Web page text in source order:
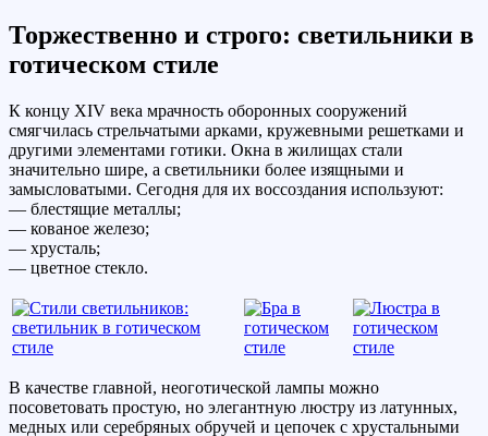
Торжественно и строго: светильники в
готическом стиле
К концу XIV века мрачность оборонных сооружений
смягчилась стрельчатыми арками, кружевными решетками и
другими элементами готики. Окна в жилищах стали
значительно шире, а светильники более изящными и
замысловатыми. Сегодня для их воссоздания используют:
— блестящие металлы;
— кованое железо;
— хрусталь;
— цветное стекло.
В качестве главной, неоготической лампы можно
посоветовать простую, но элегантную люстру из латунных,
медных или серебряных обручей и цепочек с хрустальными